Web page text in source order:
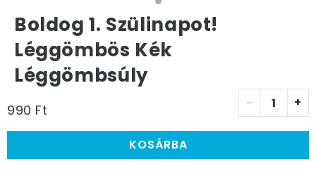
Boldog 1. Szülinapot!
Léggömbös Kék
Léggömbsúly
990 Ft - +
KOSÁRBA